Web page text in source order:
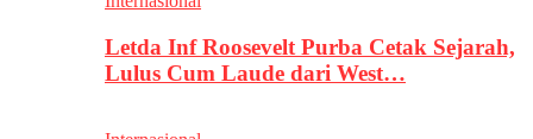
Letda Inf Roosevelt Purba Cetak Sejarah,
Lulus Cum Laude dari West…